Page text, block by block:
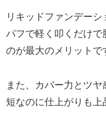
リキッドファンデーシ
パフで軽く叩くだけ
のが最大のメリットで
また、カバー力とツ
短なのに仕上がりも上